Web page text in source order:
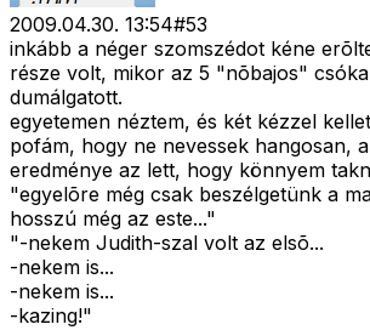
2009.04.30. 13:54#53
inkább a néger szomszédot kéne
része volt, mikor az 5 "nõbajos"
dumálgatott.
egyetemen néztem, és két kézzel
pofám, hogy ne nevessek hangosan,
eredménye az lett, hogy könnyem
"egyelõre még csak beszélgetünk a
hosszú még az este..."
"-nekem Judith-szal volt az elsõ...
-nekem is...
-nekem is...
-kazing!"